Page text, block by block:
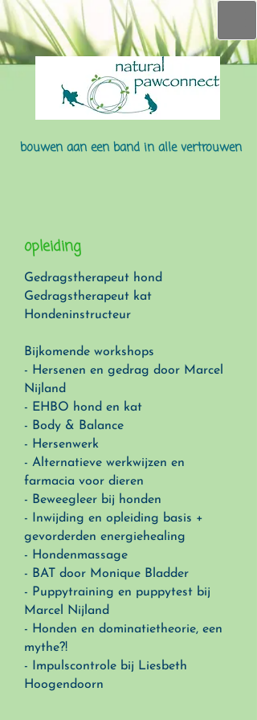
bouwen aan een band in alle vertrouwen
opleiding
Gedragstherapeut hond
Gedragstherapeut kat
Hondeninstructeur
Bijkomende workshops
- Hersenen en gedrag door Marcel
Nijland
- EHBO hond en kat
- Body & Balance
- Hersenwerk
- Alternatieve werkwijzen en
farmacia voor dieren
- Beweegleer bij honden
- Inwijding en opleiding basis +
gevorderden energiehealing
- Hondenmassage
- BAT door Monique Bladder
- Puppytraining en puppytest bij
Marcel Nijland
- Honden en dominatietheorie, een
mythe?!
- Impulscontrole bij Liesbeth
Hoogendoorn